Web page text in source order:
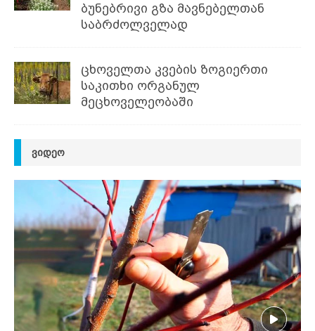
ბუნებრივი გზა მავნებელთან
საბრძოლველად
ცხოველთა კვების ზოგიერთი
საკითხი ორგანულ
მეცხოველეობაში
ᲕᲘᲓᲔᲝ